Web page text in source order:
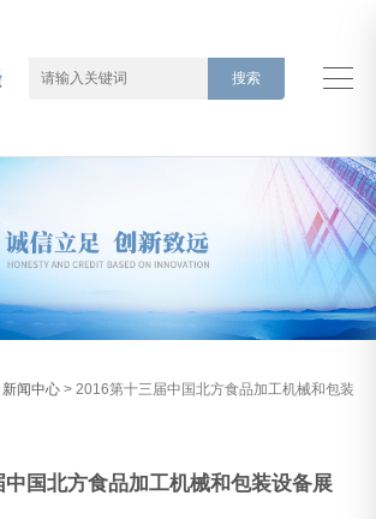
新闻中心 > 2016第十三届中国北方食品加工机械和包装
中国北方食品加工机械和包装设备展